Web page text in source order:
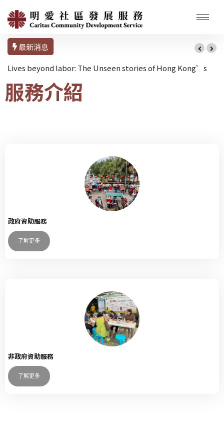
最新消息
Lives beyond labor: The Unseen stories of Hong Kong’s
Domestic Workers
服務介紹
政府資助服務
了解更多
非政府資助服務
了解更多